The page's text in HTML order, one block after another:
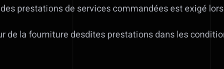
prestations de services commandées est exigé
de la fourniture desdites prestations dans les